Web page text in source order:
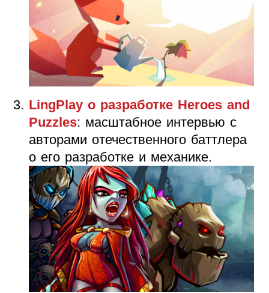
LingPlay о разработке Heroes and
Puzzles: масштабное интервью с
авторами отечественного баттлера
о его разработке и механике.